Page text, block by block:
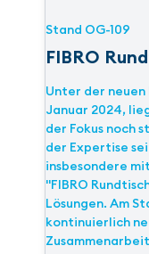
Stand OG-109
FIBRO
Unter der neuen
Januar 2024,
der Fokus noch
der Expertise
insbesondere
"FIBRO
Lösungen. Am
kontinuierlich